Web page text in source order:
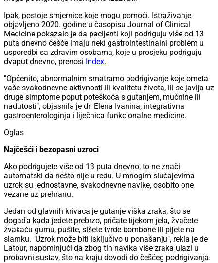
Ipak, postoje smjernice koje mogu pomoći. Istraživanje
objavljeno 2020. godine u časopisu Journal of Clinical
Medicine pokazalo je da pacijenti koji podriguju više od 13
puta dnevno češće imaju neki gastrointestinalni problem u
usporedbi sa zdravim osobama, koje u prosjeku podriguju
dvaput dnevno, prenosi Index.
"Općenito, abnormalnim smatramo podrigivanje koje ometa
vaše svakodnevne aktivnosti ili kvalitetu života, ili se javlja uz
druge simptome poput poteškoća s gutanjem, mučnine ili
nadutosti", objasnila je dr. Elena Ivanina, integrativna
gastroenterologinja i liječnica funkcionalne medicine.
Oglas
Najčešći i bezopasni uzroci
Ako podrigujete više od 13 puta dnevno, to ne znači
automatski da nešto nije u redu. U mnogim slučajevima
uzrok su jednostavne, svakodnevne navike, osobito one
vezane uz prehranu.
Jedan od glavnih krivaca je gutanje viška zraka, što se
događa kada jedete prebrzo, pričate tijekom jela, žvačete
žvakaću gumu, pušite, sišete tvrde bombone ili pijete na
slamku. "Uzrok može biti isključivo u ponašanju", rekla je de
Latour, napominjući da zbog tih navika više zraka ulazi u
probavni sustav, što na kraju dovodi do češćeg podrigivanja.